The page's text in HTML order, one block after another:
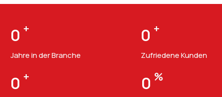
0 +
Jahre in der Branche
0 +
Zufriedene Kunden
0 + 0 %